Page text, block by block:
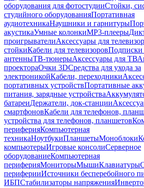
оборудования для фотостудииСтойки,
студийного оборудованияПортативная
аудиотехникаНаушники и гарнитуры
акустикаУмные колонкиMP3-плееры
проигрывателиАксессуары для
стойкиКабели для телевизоровПодписки
антенныТВ-тюнерыАксессуары для ТВ
проектораОчки 3DСредства для ухода за
электроникойКабели, переходники
портативных устройствПортативные
питания, зарядные устройства
батареиДержатели, док-станции
смартфоновКабели для телефонов,
устройства для телефонов, планшетов
периферияКомпьютерная
техникаНоутбукиПланшетыМоноблоки
компьютерыИгровые консолиСерверное
оборудованиеКомпьютерная
периферияМониторыМышиКлавиатуры
периферииИсточники бесперебойного
ИБПСтабилизаторы напряжения